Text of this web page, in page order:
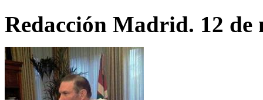
Redacción Madrid. 12 de